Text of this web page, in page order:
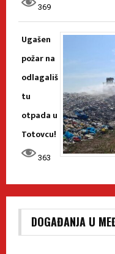
369
Ugašen
požar na
odlagališ
tu
otpada u
Totovcu!
363
DOGAĐANJA U